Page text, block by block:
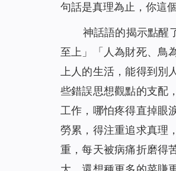
句話是真理為止，你這
神話語的揭示點醒
至上」「人為財死、鳥
上人的生活，能得到
些錯誤思想觀點的支配
工作，哪怕疼得直掉眼
勞累，得注重追求真理
重，每天被病痛折磨得